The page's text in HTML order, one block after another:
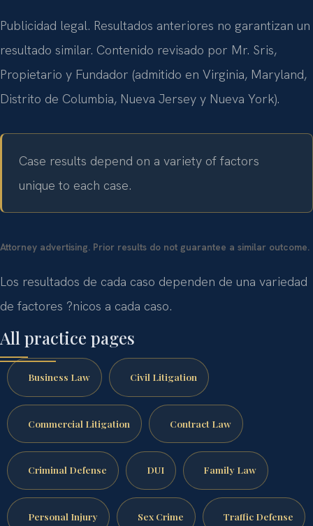
Publicidad legal. Resultados anteriores no garantizan un
resultado similar. Contenido revisado por Mr. Sris,
Propietario y Fundador (admitido en Virginia, Maryland,
Distrito de Columbia, Nueva Jersey y Nueva York).
Case results depend on a variety of factors
unique to each case.
Attorney advertising. Prior results do not guarantee a similar outcome.
Los resultados de cada caso dependen de una variedad
de factores ?nicos a cada caso.
All practice pages
Business Law Civil Litigation
Commercial Litigation Contract Law
Criminal Defense DUI Family Law
Personal Injury Sex Crime Traffic Defense